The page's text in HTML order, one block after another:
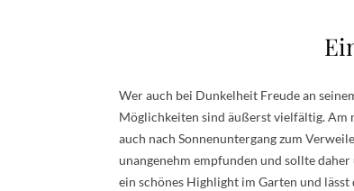
Wer auch bei Dunkelheit Freude an
Möglichkeiten sind äußerst vielfältig. Am
auch nach Sonnenuntergang zum
unangenehm empfunden und sollte
ein schönes Highlight im Garten und